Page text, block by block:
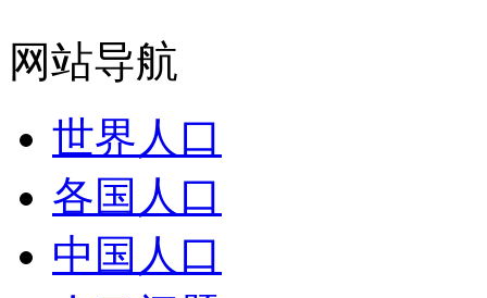
网站导航
世界人口
各国人口
中国人口